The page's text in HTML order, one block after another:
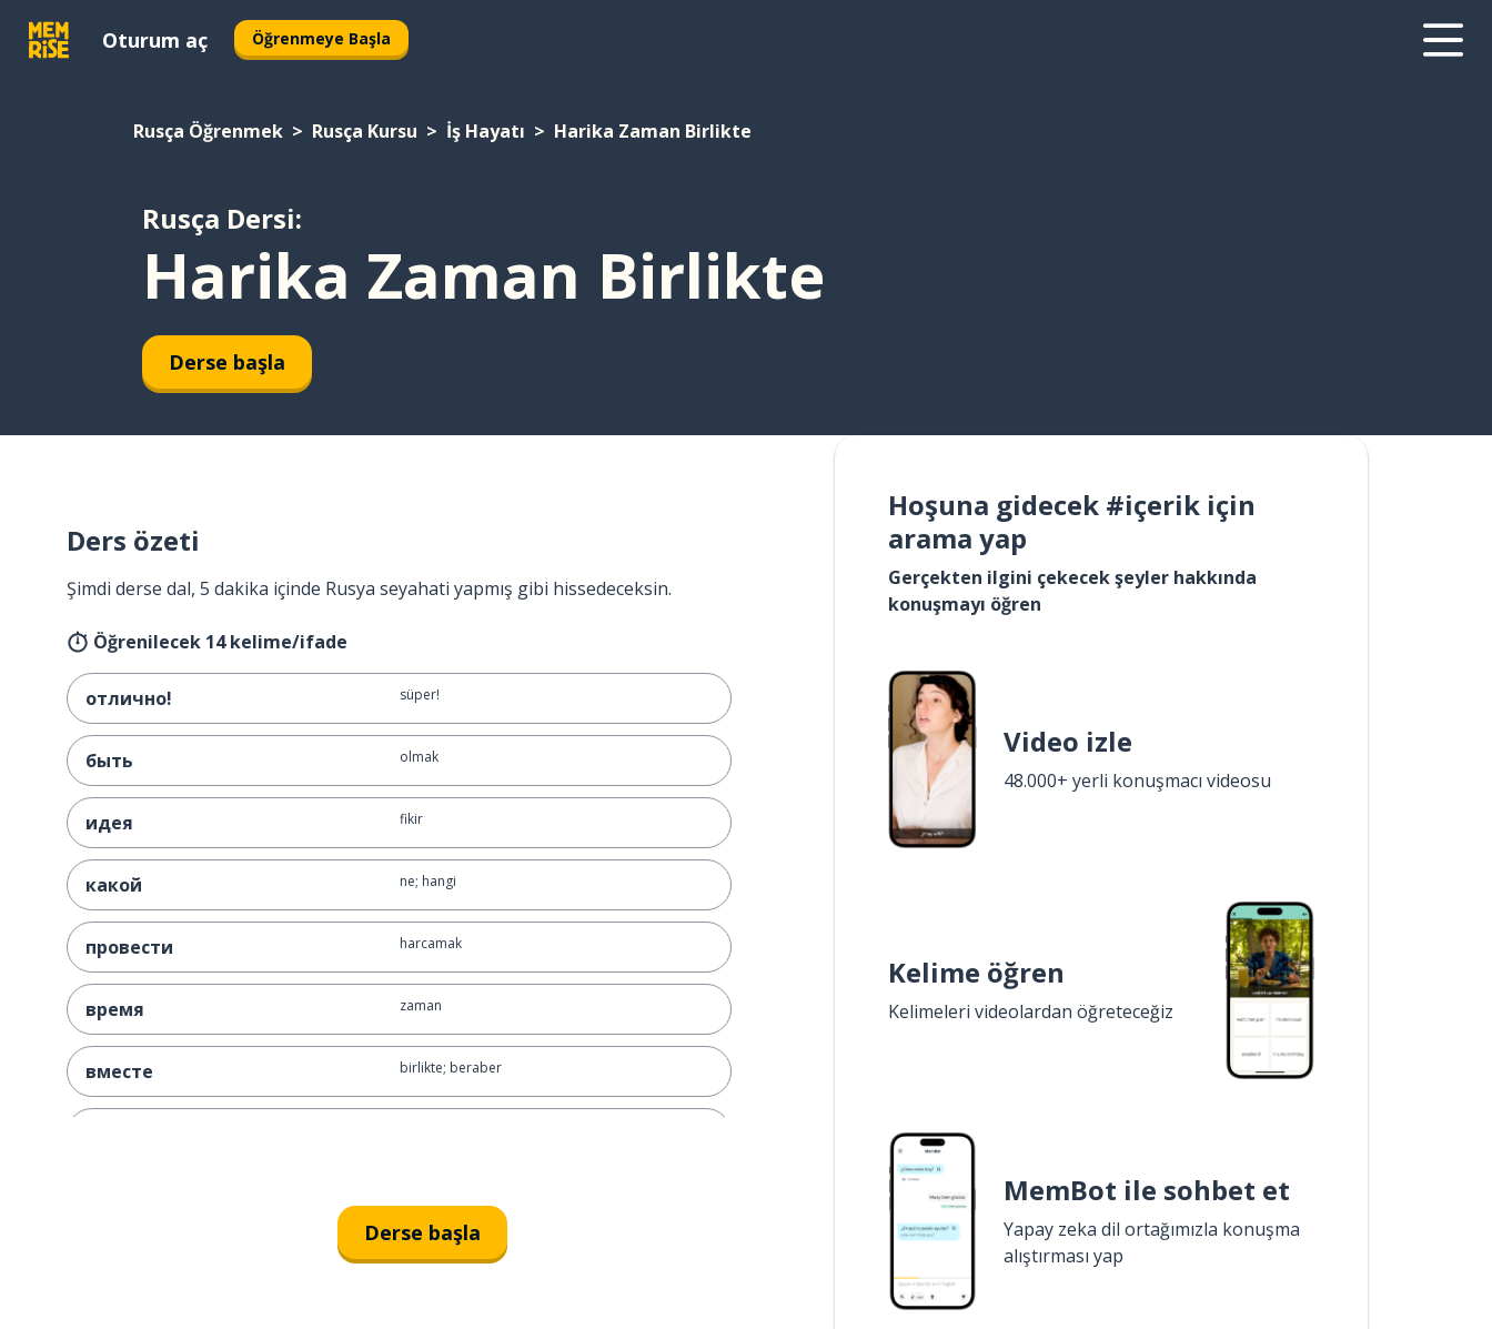
Oturum aç Öğrenmeye Başla
Rusça Öğrenmek Rusça Kursu İş Hayatı Harika Zaman Birlikte
Rusça Dersi:
Harika Zaman Birlikte
Derse başla
Ders özeti
Şimdi derse dal, 5 dakika içinde Rusya seyahati yapmış gibi hissedeceksin.
Öğrenilecek 14 kelime/ifade
отлично! süper!
быть olmak
идея fikir
какой ne; hangi
провести harcamak
время zaman
вместе birlikte; beraber
daha; halâ; henüz
Derse başla
Hoşuna gidecek #içerik için
arama yap
Gerçekten ilgini çekecek şeyler hakkında
konuşmayı öğren
Video izle
48.000+ yerli konuşmacı videosu
Kelime öğren
Kelimeleri videolardan öğreteceğiz
MemBot ile sohbet et
Yapay zeka dil ortağımızla konuşma
alıştırması yap